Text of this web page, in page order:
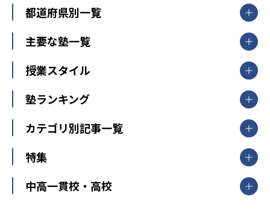
都道府県別一覧
北海道・東北
山形県
福島県
関東
東京都
神奈川県
茨城県
栃木県
群馬県
新潟県
中部
愛知県
静岡県
長野県
主要な塾一覧
【掲載塾一覧を見る】
東京個別指導学院
明光義塾
個別教室のトライ
武田塾
授業スタイル
個別指導
オンライン指導
塾ランキング
中学受験ランキング
カテゴリ別記事一覧
中学受験
大学受験
特集
開成番長直伝！子どもの受験を成功させる方法
中高一貫校・高校